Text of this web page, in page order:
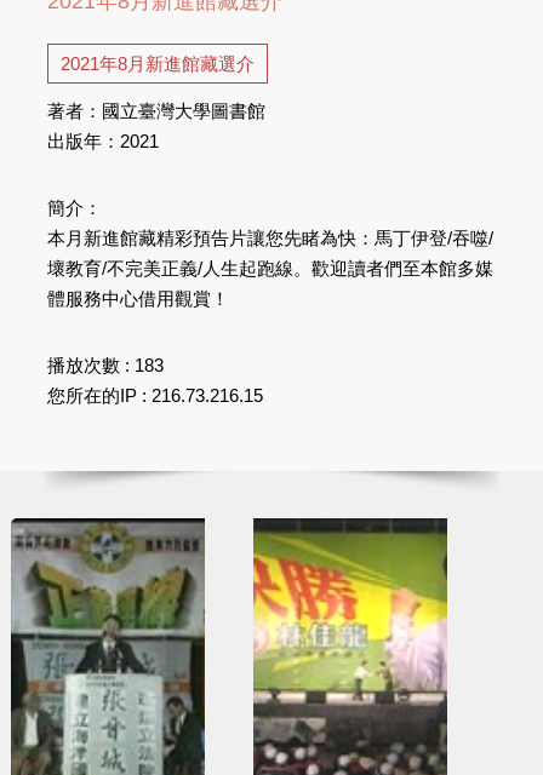
2021年8月新進館藏選介
著者：國立臺灣大學圖書館
出版年：2021
簡介：
本月新進館藏精彩預告片讓您先睹為快：馬丁伊登/吞噬/
壞教育/不完美正義/人生起跑線。歡迎讀者們至本館多媒
體服務中心借用觀賞！
播放次數 : 183
您所在的IP : 216.73.216.15